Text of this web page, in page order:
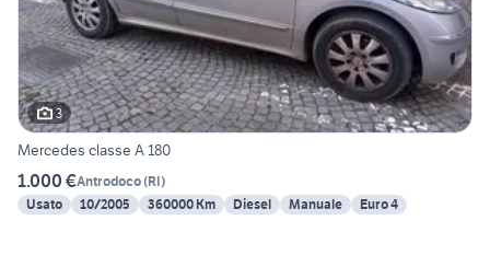
3
Mercedes classe A 180
1.000 €Antrodoco(RI)
Usato
10/2005 360000 Km Diesel Manuale Euro 4